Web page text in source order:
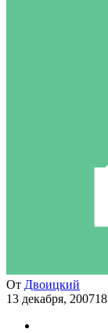
От Двоицкий
13 декабря, 2007